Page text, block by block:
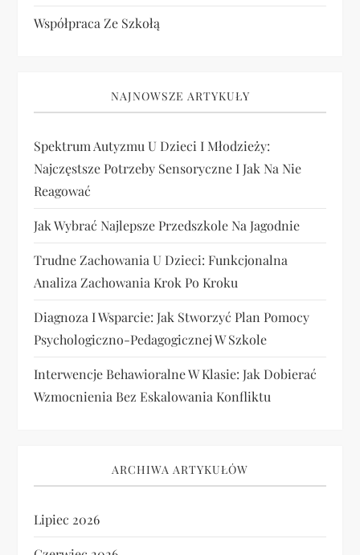
Współpraca Ze Szkołą
NAJNOWSZE ARTYKUŁY
Spektrum Autyzmu U Dzieci I Młodzieży:
Najczęstsze Potrzeby Sensoryczne I Jak Na Nie
Reagować
Jak Wybrać Najlepsze Przedszkole Na Jagodnie
Trudne Zachowania U Dzieci: Funkcjonalna
Analiza Zachowania Krok Po Kroku
Diagnoza I Wsparcie: Jak Stworzyć Plan Pomocy
Psychologiczno-Pedagogicznej W Szkole
Interwencje Behawioralne W Klasie: Jak Dobierać
Wzmocnienia Bez Eskalowania Konfliktu
ARCHIWA ARTYKUŁÓW
Lipiec 2026